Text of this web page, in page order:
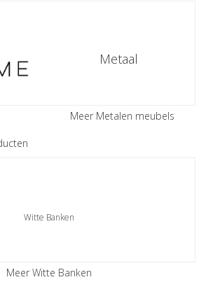
Metaal
Meer Metalen meubels
Witte Banken
Meer Witte Banken